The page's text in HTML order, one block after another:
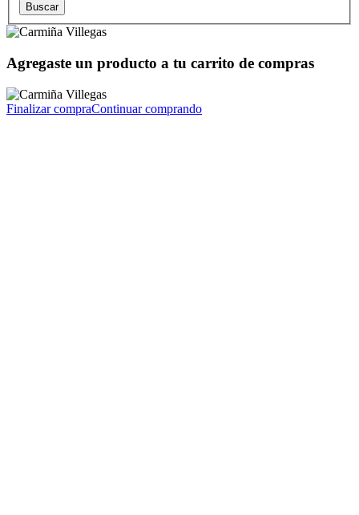
Agregaste un producto a tu carrito de compras
Finalizar compraContinuar comprando